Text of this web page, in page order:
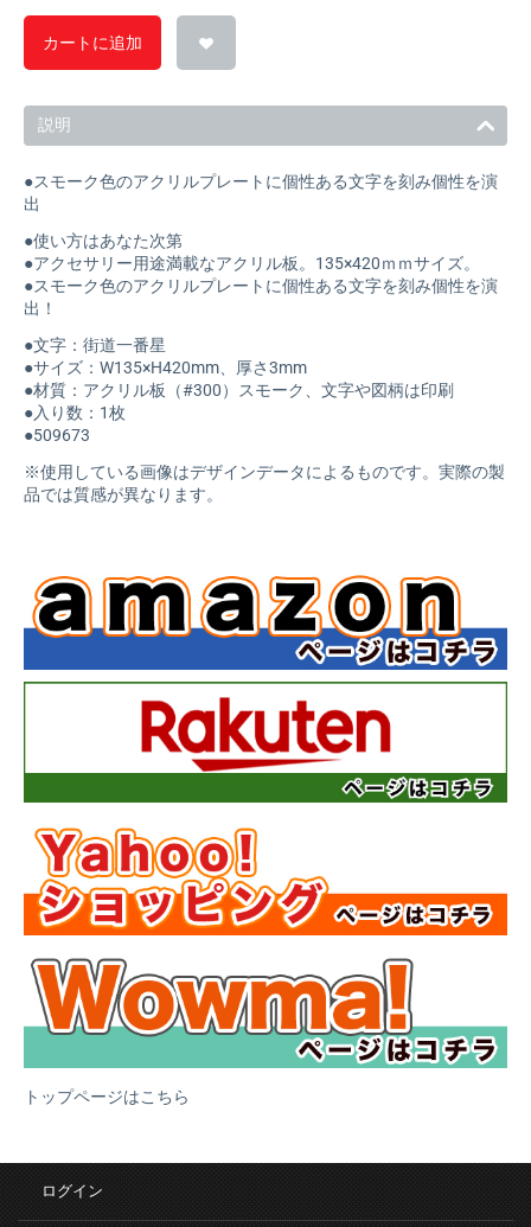
カートに追加
説明
●スモーク色のアクリルプレートに個性ある文字を刻み個性を演
出
●使い方はあなた次第
●アクセサリー用途満載なアクリル板。135×420ｍｍサイズ。
●スモーク色のアクリルプレートに個性ある文字を刻み個性を演
出！
●文字：街道一番星
●サイズ：W135×H420mm、厚さ3mm
●材質：アクリル板（#300）スモーク、文字や図柄は印刷
●入り数：1枚
●509673
※使用している画像はデザインデータによるものです。実際の製
品では質感が異なります。
トップページはこちら
ログイン